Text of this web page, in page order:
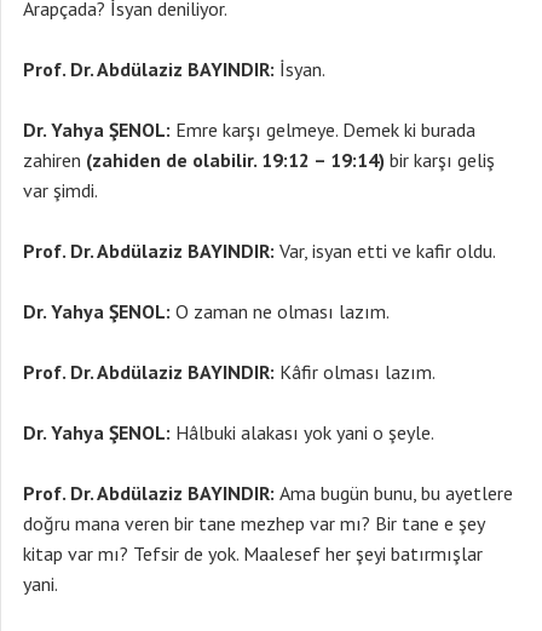
Arapçada? İsyan deniliyor.
Prof. Dr. Abdülaziz BAYINDIR: İsyan.
Dr. Yahya ŞENOL: Emre karşı gelmeye. Demek ki burada
zahiren (zahiden de olabilir. 19:12 – 19:14) bir karşı geliş
var şimdi.
Prof. Dr. Abdülaziz BAYINDIR: Var, isyan etti ve kafir oldu.
Dr. Yahya ŞENOL: O zaman ne olması lazım.
Prof. Dr. Abdülaziz BAYINDIR: Kâfir olması lazım.
Dr. Yahya ŞENOL: Hâlbuki alakası yok yani o şeyle.
Prof. Dr. Abdülaziz BAYINDIR: Ama bugün bunu, bu ayetlere
doğru mana veren bir tane mezhep var mı? Bir tane e şey
kitap var mı? Tefsir de yok. Maalesef her şeyi batırmışlar
yani.